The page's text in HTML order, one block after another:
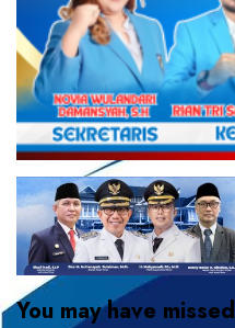
You may have missed